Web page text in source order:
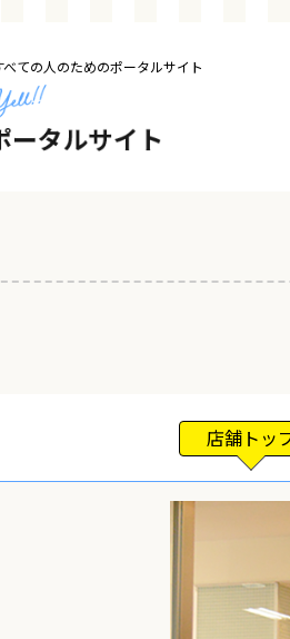
ての人のためのポータルサイト
ビジネス・企
求人情報
お得
新規登録の事
店舗トッ